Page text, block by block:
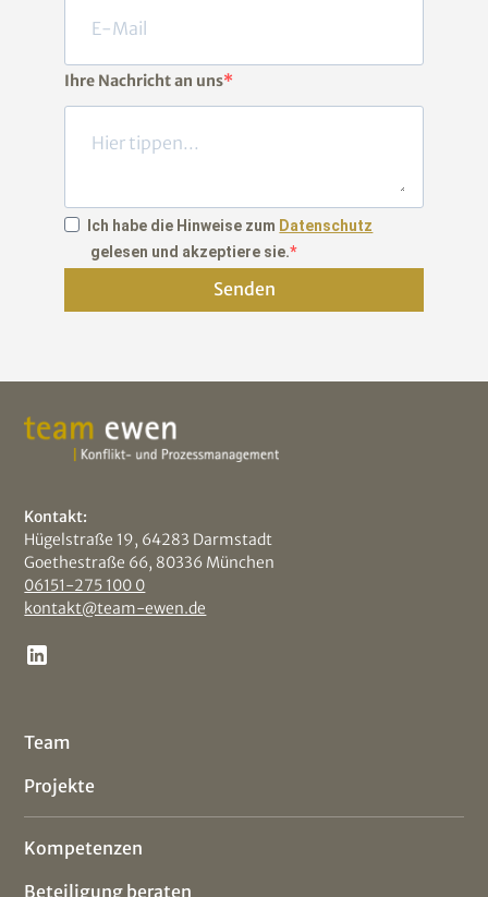
Ihre Nachricht an uns
Ich habe die Hinweise zum Datenschutz
gelesen und akzeptiere sie.
Senden
Kontakt:
Hügelstraße 19, 64283 Darmstadt
Goethestraße 66, 80336 München
06151-275 100 0
kontakt@team-ewen.de
Team
Projekte
Kompetenzen
Beteiligung beraten